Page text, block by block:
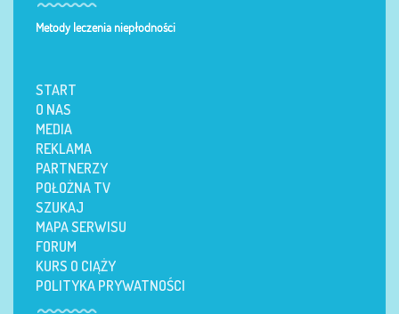
Metody leczenia niepłodności
START
O NAS
MEDIA
REKLAMA
PARTNERZY
POŁOŻNA TV
SZUKAJ
MAPA SERWISU
FORUM
KURS O CIĄŻY
POLITYKA PRYWATNOŚCI